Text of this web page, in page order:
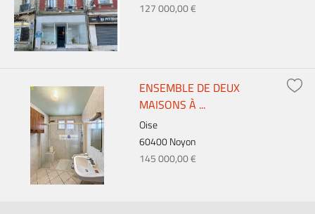
127 000,00 €
ENSEMBLE DE DEUX
MAISONS À ...
Oise
60400 Noyon
145 000,00 €